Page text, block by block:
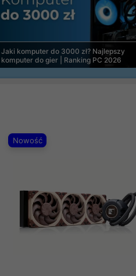
Jaki komputer do 3000 zł? Najlepszy
komputer do gier | Ranking PC 2026
Nowość